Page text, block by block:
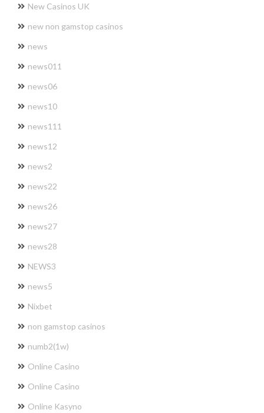
New Casinos UK
new non gamstop casinos
news
news011
news06
news10
news111
news12
news2
news22
news26
news27
news28
NEWS3
news5
Nixbet
non gamstop casinos
numb2(1w)
Online Casino
Online Casino
Online Kasyno